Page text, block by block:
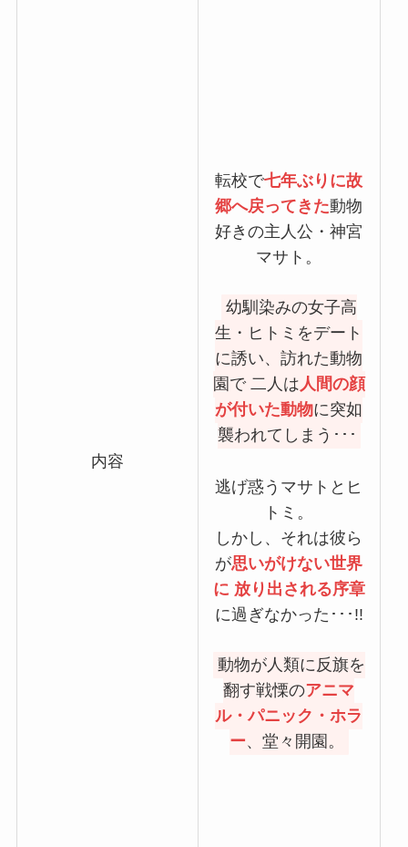
内容
転校で七年ぶりに故
郷へ戻ってきた動物
好きの主人公・神宮
マサト。
幼馴染みの女子高
生・ヒトミをデート
に誘い、訪れた動物
園で 二人は人間の顔
が付いた動物に突如
襲われてしまう･･･
逃げ惑うマサトとヒ
トミ。
しかし、それは彼ら
が思いがけない世界
に 放り出される序章
に過ぎなかった･･･!!
動物が人類に反旗を
翻す戦慄のアニマ
ル・パニック・ホラ
ー、堂々開園。